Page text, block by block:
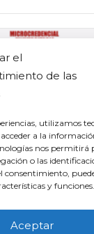
el
de las
utilizamos
a la
nos permitirá
o las
consentimiento,
y funciones.
Aceptar
Contacto